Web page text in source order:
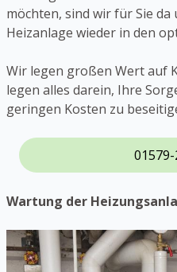
möchten, sind wir für Sie
Heizanlage wieder in den
Wir legen großen Wert auf
legen alles darein, Ihre
geringen Kosten zu
Wartung der